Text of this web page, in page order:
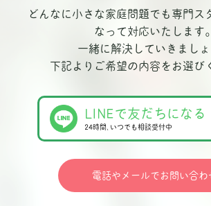
どんなに小さな家庭問題でも専門ス
なって対応いたします。
一緒に解決していきましょ
下記よりご希望の内容をお選び
LINEで友だちになる
24時間､いつでも相談受付中
電話やメールでお問い合わ